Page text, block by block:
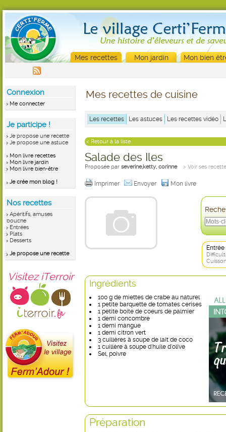
Mes recettes Mon jardin Mon bien
Connexion
Me connecter
Je participe !
Je propose une recette
Je propose une astuce
Mon livre recettes
Mon livre jardin
Mon livre bien-être
Je crée mon blog !
Nos recettes
Apéritifs, amuses
bouche
Entrées
Plats
Desserts
Je propose une recette
Visitez iTerroir
Mes recettes de cuisine
Les recettes Les astuces Les recettes vidéo
< Retour à la liste
Salade des Iles
Proposée par severine,ketty, corinne > Voir ses
Imprimer Envoyer Mon livre
Entrée
Ingrédients
100 g de miettes de crabe au naturel
1 petite barquette de tomates cerises
1 petite boite de coeurs de palmier
1 demi concombre
1 demi mangue
1 demi citron vert
3 cuillères à soupe de lait de coco
1 cuillère à soupe d'huile d'olive
Sel, poivre
Préparation